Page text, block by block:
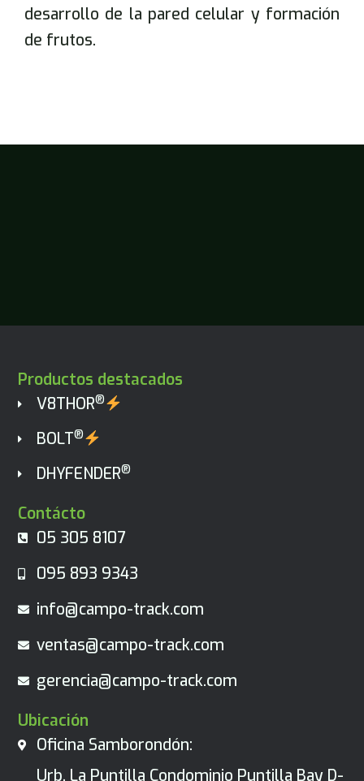
desarrollo de la pared celular y formación
de frutos.
Productos destacados
V8THOR®
BOLT®
DHYFENDER®
Contácto
05 305 8107
095 893 9343
info@campo-track.com
ventas@campo-track.com
gerencia@campo-track.com
Ubicación
Oficina Samborondón:
Urb. La Puntilla Condominio Puntilla Bay D-